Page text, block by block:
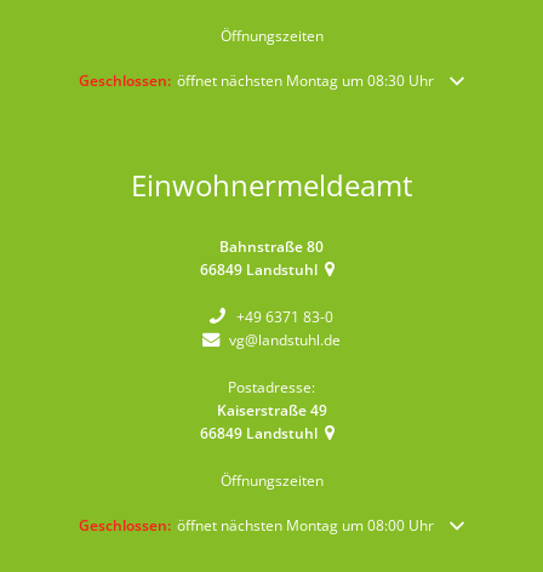
Öffnungszeiten
Klicken, um weitere Öffnungs- oder Schließzeiten auszublenden
Geschlossen: öffnet nächsten Montag um 08:30 Uhr
Einwohnermeldeamt
Bahnstraße 80
66849 Landstuhl
+49 6371 83-0
vg@landstuhl.de
Postadresse:
Kaiserstraße 49
66849 Landstuhl
Öffnungszeiten
Klicken, um weitere Öffnungs- oder Schließzeiten auszublenden
Geschlossen: öffnet nächsten Montag um 08:00 Uhr